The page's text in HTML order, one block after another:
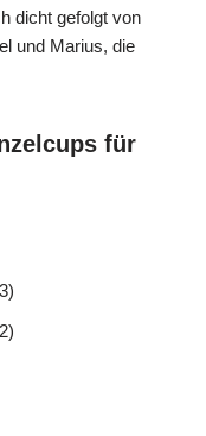
dicht gefolgt von
und Marius, die
für